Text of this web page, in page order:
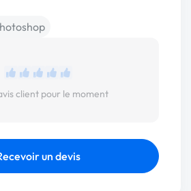
client pour le moment
un devis